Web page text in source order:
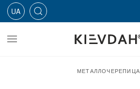
Skip to main content
UA
МЕТАЛЛОЧЕРЕПИЦА